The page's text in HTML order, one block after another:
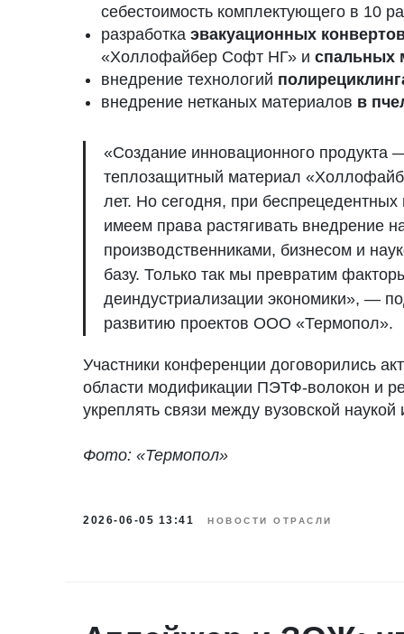
себестоимость комплектующего в 10
разработка эвакуационных
«Холлофайбер Софт НГ» и спальных
внедрение технологий
внедрение нетканых материалов в
«Создание инновационного
теплозащитный материал
лет. Но сегодня, при
имеем права растягивать внедрение
производственниками, бизнесом и
базу. Только так мы превратим
деиндустриализации экономики», —
развитию проектов ООО «Термопол».
Участники конференции договорились
области модификации ПЭТФ-волокон и
укреплять связи между вузовской
Фото: «Термопол»
2026-06-05 13:41 НОВОСТИ ОТРАСЛИ